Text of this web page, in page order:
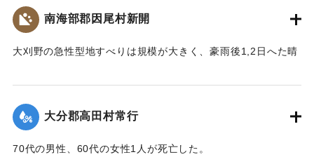
の甚大さが伺えた。
｜固有コード:00481077
り、八坂神社周辺の集落が被害を受けた。
災害発生当時の新聞には死者27人と記載されているが、近く
また、八坂神社の本殿は土石流により流失したが、石碑のそ
【碑文】
昭和一八年（一九四三年）大分県下を襲った台風二十六号
は、九月二十日、宇佐市の旧北馬城村出光地区に「山津波」
南海部郡因尾村新開
大刈野の急性型地すべりは規模が大きく、豪雨後1,2日へた晴
り、500m上流の新開部落の小学校校舎を浮上し、2.5～3Km
上流に逆流させ、樫ノ峯部落の下流1Kmのところでとまっ
た。天然ダムはその後きれて下流に大水害を与えている。奥
戸主はいまもなお行方不明である。
大分郡高田村常行
70代の男性、60代の女性1人が死亡した。